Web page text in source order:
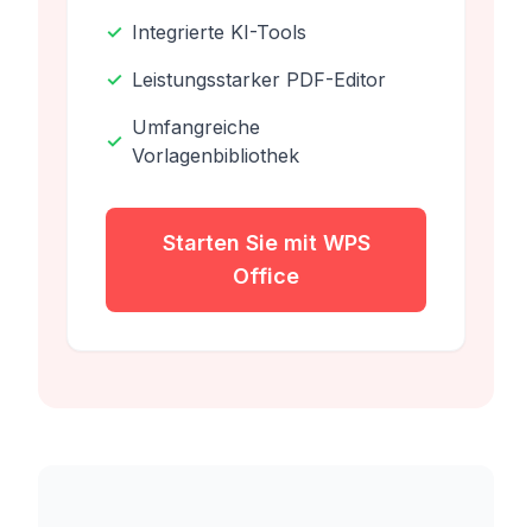
✓ Integrierte KI-Tools
✓ Leistungsstarker PDF-Editor
✓
Umfangreiche
Vorlagenbibliothek
Starten Sie mit WPS
Office